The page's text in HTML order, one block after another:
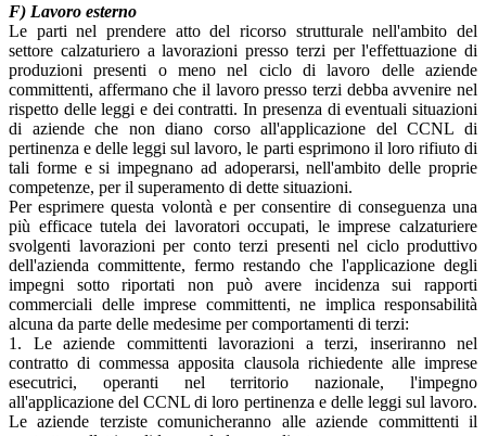
F) Lavoro esterno
Le parti nel prendere atto del ricorso strutturale nell'ambito del
settore calzaturiero a lavorazioni presso terzi per l'effettuazione di
produzioni presenti o meno nel ciclo di lavoro delle aziende
committenti, affermano che il lavoro presso terzi debba avvenire nel
rispetto delle leggi e dei contratti. In presenza di eventuali situazioni
di aziende che non diano corso all'applicazione del CCNL di
pertinenza e delle leggi sul lavoro, le parti esprimono il loro rifiuto di
tali forme e si impegnano ad adoperarsi, nell'ambito delle proprie
competenze, per il superamento di dette situazioni.
Per esprimere questa volontà e per consentire di conseguenza una
più efficace tutela dei lavoratori occupati, le imprese calzaturiere
svolgenti lavorazioni per conto terzi presenti nel ciclo produttivo
dell'azienda committente, fermo restando che l'applicazione degli
impegni sotto riportati non può avere incidenza sui rapporti
commerciali delle imprese committenti, ne implica responsabilità
alcuna da parte delle medesime per comportamenti di terzi:
1. Le aziende committenti lavorazioni a terzi, inseriranno nel
contratto di commessa apposita clausola richiedente alle imprese
esecutrici, operanti nel territorio nazionale, l'impegno
all'applicazione del CCNL di loro pertinenza e delle leggi sul lavoro.
Le aziende terziste comunicheranno alle aziende committenti il